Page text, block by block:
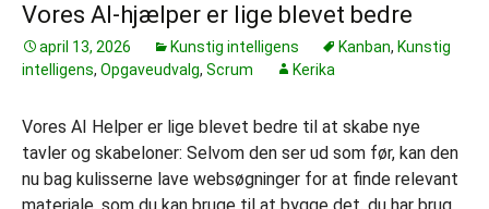
Vores AI-hjælper er lige blevet bedre
april 13, 2026 Kunstig intelligens Kanban, Kunstig
intelligens, Opgaveudvalg, Scrum Kerika
Vores AI Helper er lige blevet bedre til at skabe nye
tavler og skabeloner: Selvom den ser ud som før, kan den
nu bag kulisserne lave websøgninger for at finde relevant